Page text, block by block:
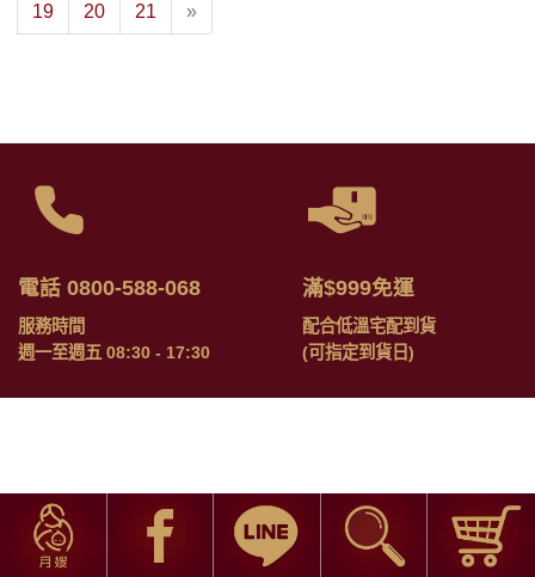
19 20 21 »
電話 0800-588-068
服務時間
週一至週五 08:30 - 17:30
滿$999免運
配合低溫宅配到貨
(可指定到貨日)